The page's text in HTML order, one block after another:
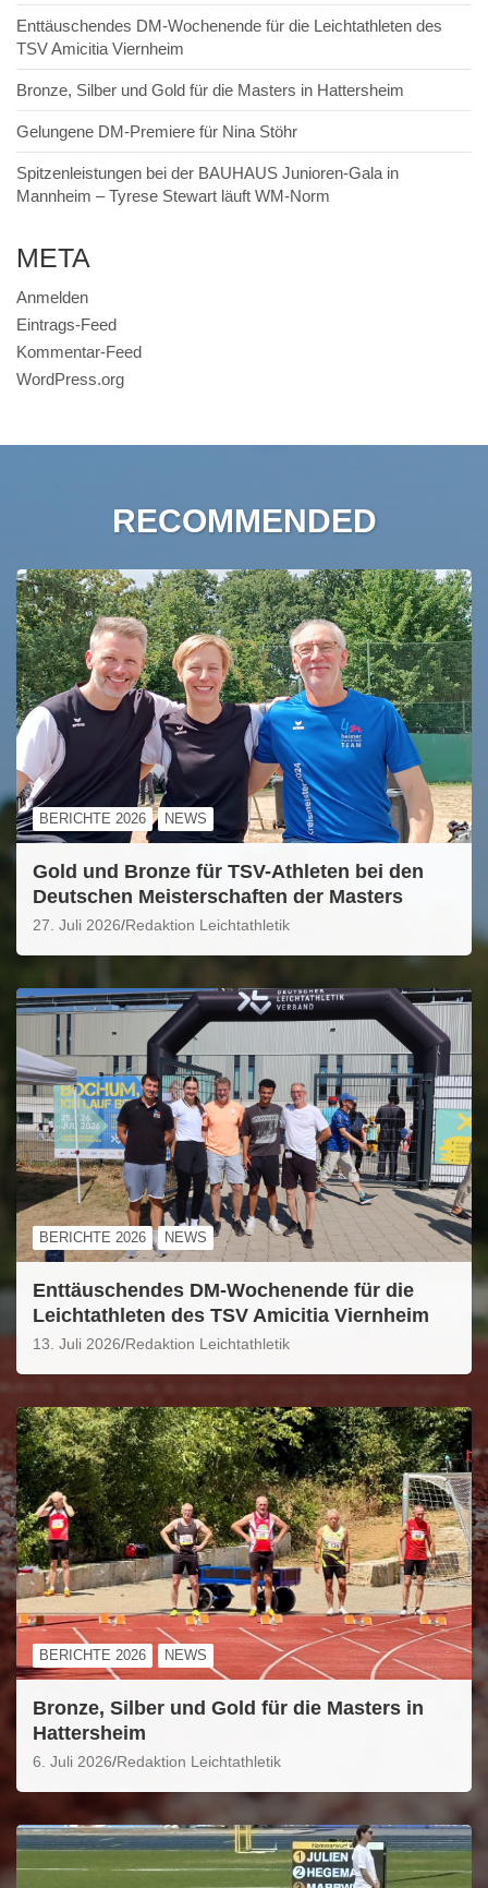
Enttäuschendes DM-Wochenende für die Leichtathleten des
TSV Amicitia Viernheim
Bronze, Silber und Gold für die Masters in Hattersheim
Gelungene DM-Premiere für Nina Stöhr
Spitzenleistungen bei der BAUHAUS Junioren-Gala in
Mannheim – Tyrese Stewart läuft WM-Norm
META
Anmelden
Eintrags-Feed
Kommentar-Feed
WordPress.org
RECOMMENDED
BERICHTE 2026 NEWS
Gold und Bronze für TSV-Athleten bei den
Deutschen Meisterschaften der Masters
27. Juli 2026 Redaktion Leichtathletik
BERICHTE 2026 NEWS
Enttäuschendes DM-Wochenende für die
Leichtathleten des TSV Amicitia Viernheim
13. Juli 2026 Redaktion Leichtathletik
BERICHTE 2026 NEWS
Bronze, Silber und Gold für die Masters in
Hattersheim
6. Juli 2026 Redaktion Leichtathletik